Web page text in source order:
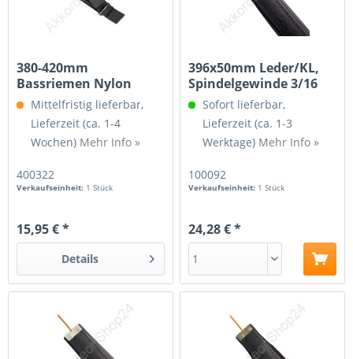
380-420mm
Bassriemen Nylon
Verstellbar
Mittelfristig lieferbar,
Lieferzeit (ca. 1-4
Wochen) Mehr Info »
400322
Verkaufseinheit: 1 Stück
15,95 € *
Details
396x50mm Leder/KL,
Spindelgewinde 3/16
Sofort lieferbar,
Lieferzeit (ca. 1-3
Werktage) Mehr Info »
100092
Verkaufseinheit: 1 Stück
24,28 € *